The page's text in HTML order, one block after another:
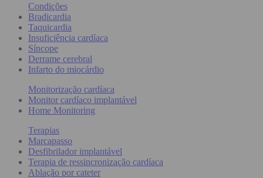
Condições
Bradicardia
Taquicardia
Insuficiência cardíaca
Síncope
Derrame cerebral
Infarto do miocárdio
Monitorização cardíaca
Monitor cardíaco implantável
Home Monitoring
Terapias
Marcapasso
Desfibrilador implantável
Terapia de ressincronização cardíaca
Ablação por cateter